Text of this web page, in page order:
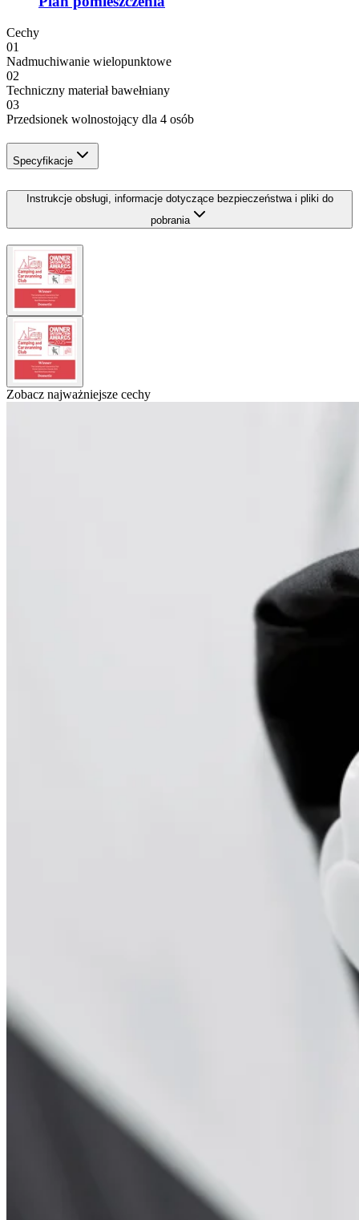
Cechy
01
Nadmuchiwanie wielopunktowe
02
Techniczny materiał bawełniany
03
Przedsionek wolnostojący dla 4 osób
Specyfikacje
Instrukcje obsługi, informacje dotyczące bezpieczeństwa i pliki do
pobrania
Zobacz najważniejsze cechy